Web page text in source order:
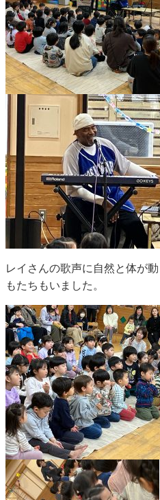
レイさんの歌声に自然と体が
もたちもいました。